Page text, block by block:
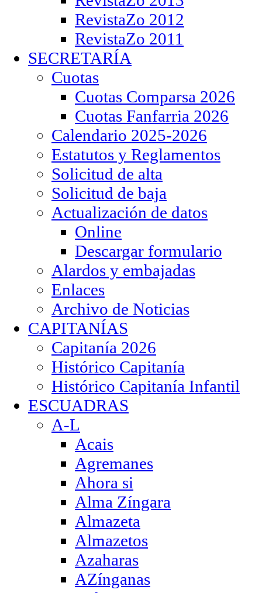
RevistaZo 2012
RevistaZo 2011
SECRETARÍA
Cuotas
Cuotas Comparsa 2026
Cuotas Fanfarria 2026
Calendario 2025-2026
Estatutos y Reglamentos
Solicitud de alta
Solicitud de baja
Actualización de datos
Online
Descargar formulario
Alardos y embajadas
Enlaces
Archivo de Noticias
CAPITANÍAS
Capitanía 2026
Histórico Capitanía
Histórico Capitanía Infantil
ESCUADRAS
A-L
Acais
Agremanes
Ahora si
Alma Zíngara
Almazeta
Almazetos
Azaharas
AZínganas